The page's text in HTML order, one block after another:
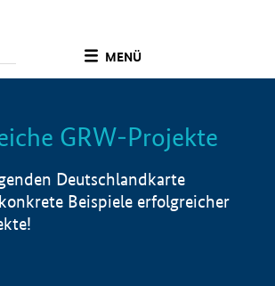
MENÜ
Info
GRW-Projekte
Deutschlandkarte
Beispiele erfolgreicher